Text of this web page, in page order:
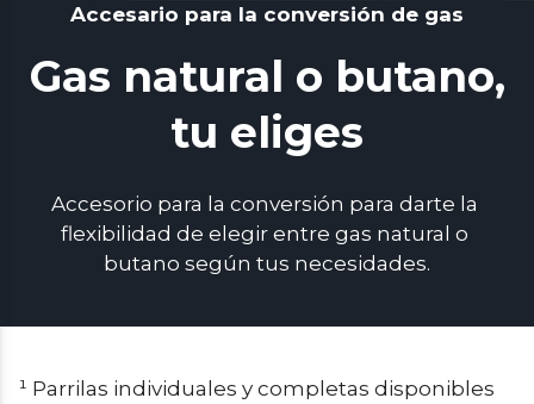
Accesario para la conversión de gas
Gas natural o butano,
tu eliges
Accesorio para la conversión para darte la
flexibilidad de elegir entre gas natural o
butano según tus necesidades.
¹ Parrilas individuales y completas disponibles